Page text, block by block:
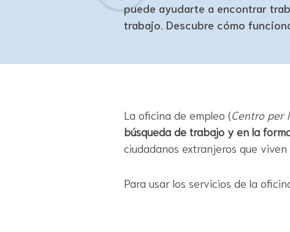
puede ayudarte a encontrar
trabajo. Descubre cómo
La oficina de empleo (Centro per
búsqueda de trabajo y en la
ciudadanos extranjeros que
Para usar los servicios de la